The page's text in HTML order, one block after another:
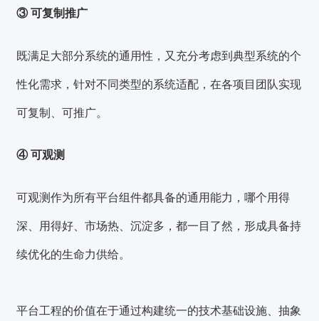
③ 可复制推广
既满足大部分系统的通用性，又充分考虑到典型系统的个
性化需求，针对不同类型的系统适配，在各项目团队实现
可复制、可推广。
④ 可观测
可观测作为所有平台组件都具备的通用能力，哪个用得
深、用得好、市场热、沉淀多，都一目了然，形成具备持
续优化的生命力供给。
平台工程的价值在于通过构建统一的技术基础设施、抽象